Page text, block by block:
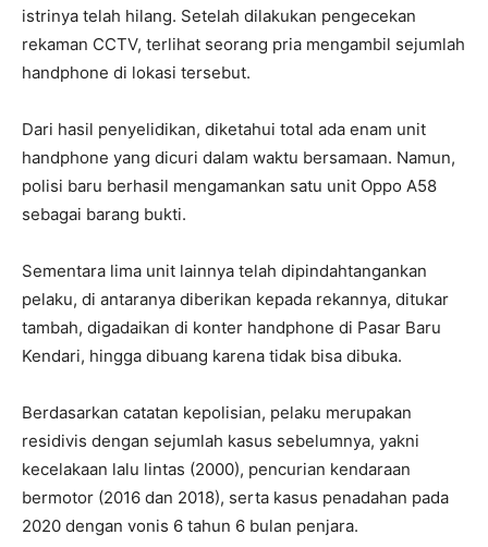
istrinya telah hilang. Setelah dilakukan pengecekan
rekaman CCTV, terlihat seorang pria mengambil sejumlah
handphone di lokasi tersebut.
Dari hasil penyelidikan, diketahui total ada enam unit
handphone yang dicuri dalam waktu bersamaan. Namun,
polisi baru berhasil mengamankan satu unit Oppo A58
sebagai barang bukti.
Sementara lima unit lainnya telah dipindahtangankan
pelaku, di antaranya diberikan kepada rekannya, ditukar
tambah, digadaikan di konter handphone di Pasar Baru
Kendari, hingga dibuang karena tidak bisa dibuka.
Berdasarkan catatan kepolisian, pelaku merupakan
residivis dengan sejumlah kasus sebelumnya, yakni
kecelakaan lalu lintas (2000), pencurian kendaraan
bermotor (2016 dan 2018), serta kasus penadahan pada
2020 dengan vonis 6 tahun 6 bulan penjara.